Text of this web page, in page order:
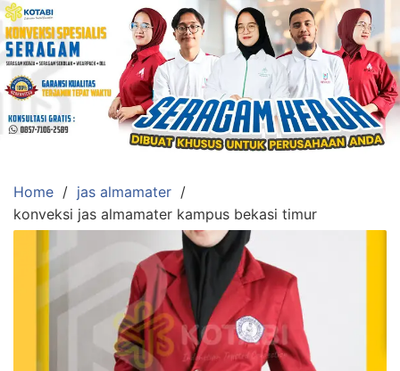
Skip
to
content
Konveksi
Toko
Abi
Baju
Seragam,
Wisuda,Jas
Almamater
Home
jas almamater
konveksi jas almamater kampus bekasi timur